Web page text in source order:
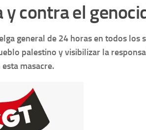
contra el
general de 24 horas en todos los
palestino y visibilizar la
masacre.